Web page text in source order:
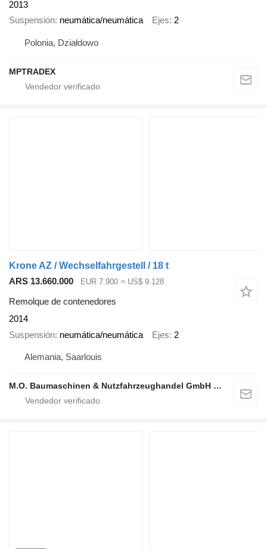
2013
Suspensión neumática/neumática Ejes 2
Polonia, Działdowo
MPTRADEX
Krone AZ / Wechselfahrgestell / 18 t
ARS 13.660.000
EUR 7.900 ≈ US$ 9.128
Remolque de contenedores
2014
Suspensión neumática/neumática Ejes 2
Alemania, Saarlouis
M.O. Baumaschinen & Nutzfahrzeughandel GmbH & CO.